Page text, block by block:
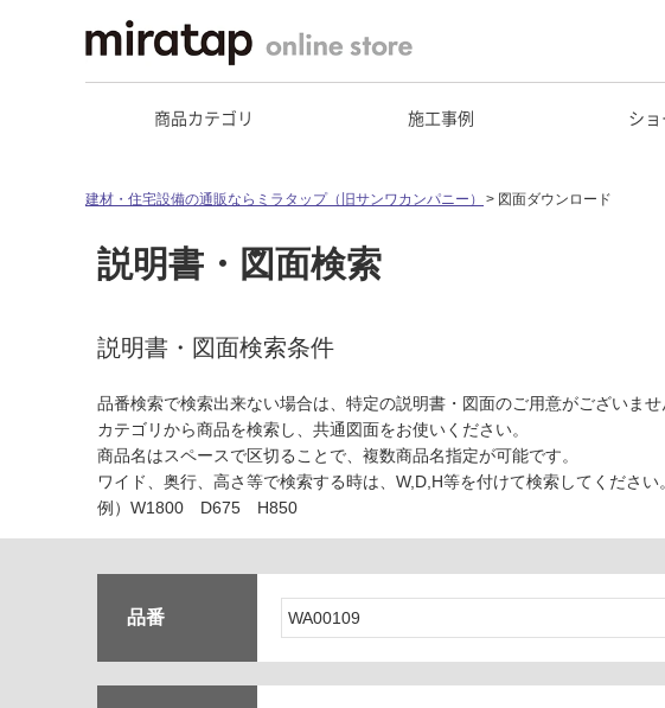
商品カテゴリ 施工事例 シ
建材・住宅設備の通販ならミラタップ（旧サンワカンパニー） 図面ダウンロード
説明書・図面検索
説明書・図面検索条件
品番検索で検索出来ない場合は、特定の説明書・図面のご用意がございませ
カテゴリから商品を検索し、共通図面をお使いください。
商品名はスペースで区切ることで、複数商品名指定が可能です。
ワイド、奥行、高さ等で検索する時は、W,D,H等を付けて検索してください。
例）W1800 D675 H850
品番